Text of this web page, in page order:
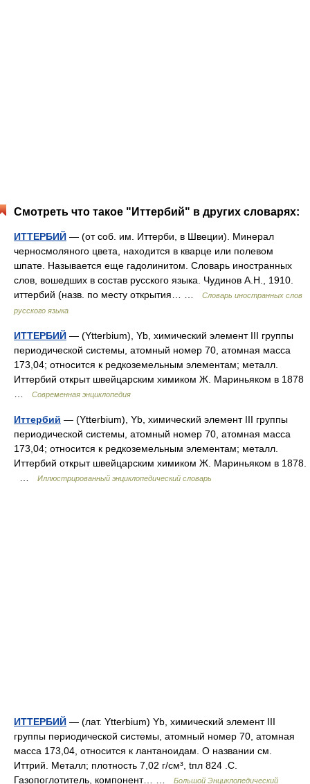
Смотреть что такое "Иттербий" в других словарях:
ИТТЕРБИЙ — (от соб. им. Иттерби, в Швеции). Минерал
черносмоляного цвета, находится в кварце или полевом
шпате. Называется еще гадолинитом. Словарь иностранных
слов, вошедших в состав русского языка. Чудинов А.Н., 1910.
иттербий (назв. по месту открытия… …
Словарь иностранных слов
русского языка
ИТТЕРБИЙ — (Ytterbium), Yb, химический элемент III группы
периодической системы, атомный номер 70, атомная масса
173,04; относится к редкоземельным элементам; металл.
Иттербий открыт швейцарским химиком Ж. Мариньяком в 1878
Современная энциклопедия
Иттербий — (Ytterbium), Yb, химический элемент III группы
периодической системы, атомный номер 70, атомная масса
173,04; относится к редкоземельным элементам; металл.
Иттербий открыт швейцарским химиком Ж. Мариньяком в 1878.
Иллюстрированный энциклопедический словарь
ИТТЕРБИЙ — (лат. Ytterbium) Yb, химический элемент III
группы периодической системы, атомный номер 70, атомная
масса 173,04, относится к лантаноидам. О названии см.
Иттрий. Металл; плотность 7,02 г/см³, tпл 824 .С.
Газопоглотитель, компонент… …
Большой Энциклопедический